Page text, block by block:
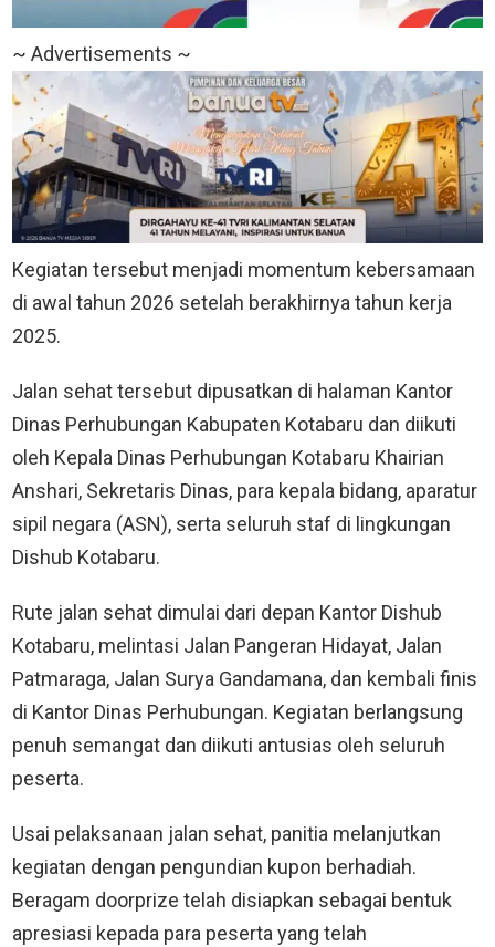
~ Advertisements ~
Kegiatan tersebut menjadi momentum kebersamaan
di awal tahun 2026 setelah berakhirnya tahun kerja
2025.
Jalan sehat tersebut dipusatkan di halaman Kantor
Dinas Perhubungan Kabupaten Kotabaru dan diikuti
oleh Kepala Dinas Perhubungan Kotabaru Khairian
Anshari, Sekretaris Dinas, para kepala bidang, aparatur
sipil negara (ASN), serta seluruh staf di lingkungan
Dishub Kotabaru.
Rute jalan sehat dimulai dari depan Kantor Dishub
Kotabaru, melintasi Jalan Pangeran Hidayat, Jalan
Patmaraga, Jalan Surya Gandamana, dan kembali finis
di Kantor Dinas Perhubungan. Kegiatan berlangsung
penuh semangat dan diikuti antusias oleh seluruh
peserta.
Usai pelaksanaan jalan sehat, panitia melanjutkan
kegiatan dengan pengundian kupon berhadiah.
Beragam doorprize telah disiapkan sebagai bentuk
apresiasi kepada para peserta yang telah